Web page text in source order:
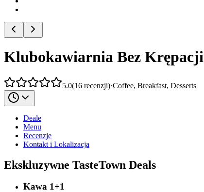
Klubokawiarnia Bez Krępacji
5.0(16 recenzji)·Coffee, Breakfast, Desserts
Deale
Menu
Recenzje
Kontakt i Lokalizacja
Ekskluzywne TasteTown Deals
Kawa 1+1